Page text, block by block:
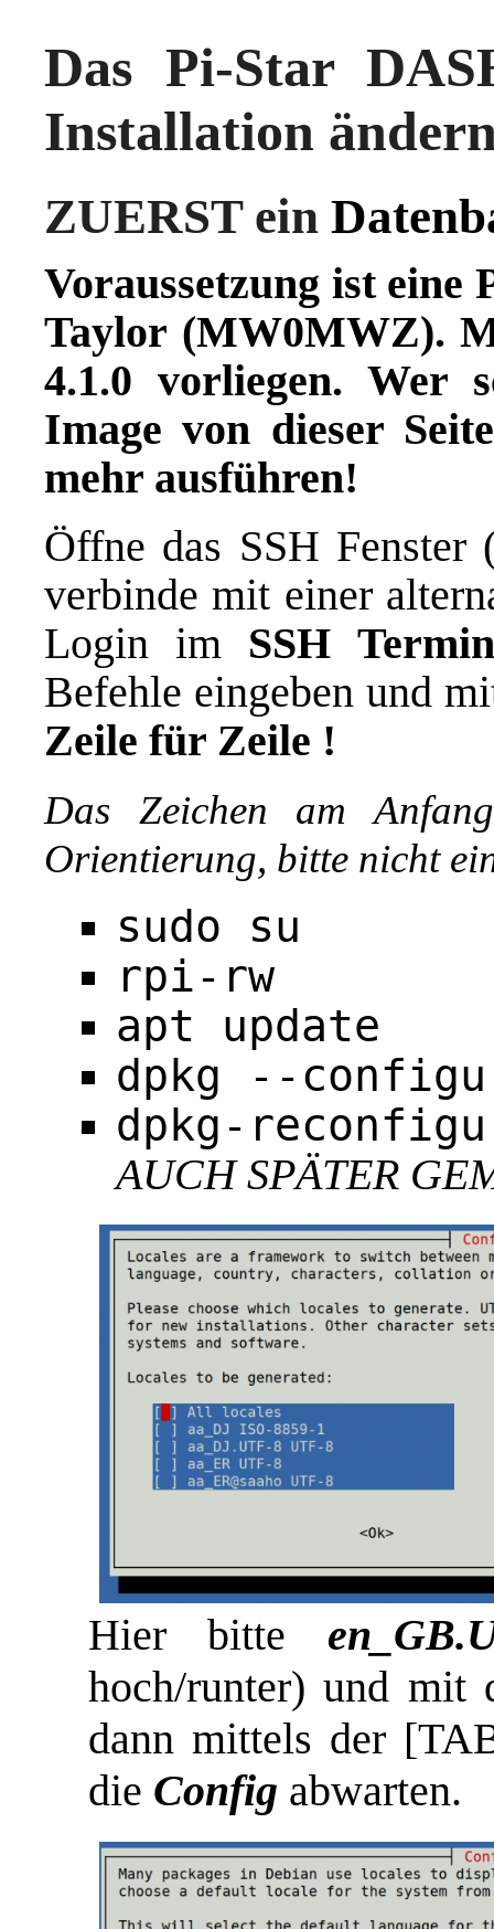
Das Pi-Star
Installation
ZUERST ein
Voraussetzung ist
Taylor (MW0MWZ).
4.1.0 vorliegen. Wer
Image von dieser
mehr ausführen!
Öffne das SSH Fenster
verbinde mit einer
Login im SSH
Befehle eingeben und
Zeile für Zeile !
Das Zeichen am
Orientierung, bitte nicht
sudo su
rpi-rw
apt update
dpkg --
dpkg-
AUCH SPÄTER
Hier bitte
hoch/runter) und mit
dann mittels der
die Config abwarten.